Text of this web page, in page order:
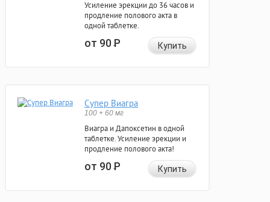
Усиление эрекции до 36 часов и
продление полового акта в
одной таблетке.
от 90Р Купить
Супер Виагра
100 + 60 мг
Виагра и Дапоксетин в одной
таблетке. Усиление эрекции и
продление полового акта!
от 90Р Купить